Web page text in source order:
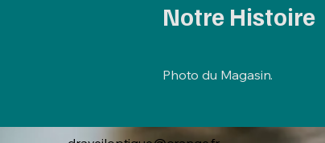
Notre Histoire
Photo du Magasin.